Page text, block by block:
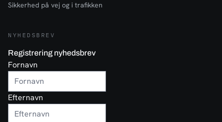
Sikkerhed på vej og i trafikken
NYHEDSBREV
Registrering nyhedsbrev
Fornavn
Efternavn